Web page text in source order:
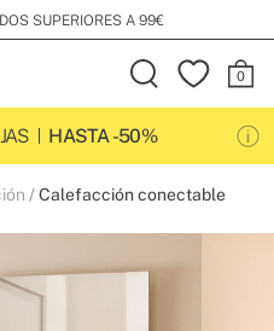
SUPERIORES A 99€
HASTA -50%
Calefacción conectable